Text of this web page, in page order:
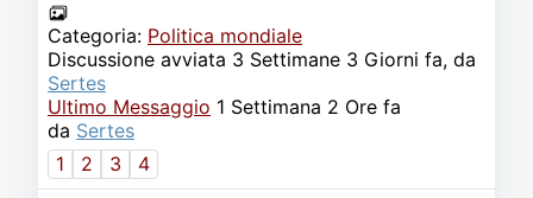
Categoria: Politica mondiale
Discussione avviata 3 Settimane 3 Giorni fa, da
Sertes
Ultimo Messaggio 1 Settimana 2 Ore fa
da Sertes
1
2 3 4